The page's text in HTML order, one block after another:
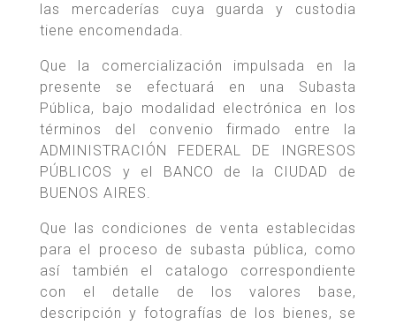
las mercaderías cuya guarda y custodia
tiene encomendada.
Que la comercialización impulsada en la
presente se efectuará en una Subasta
Pública, bajo modalidad electrónica en los
términos del convenio firmado entre la
ADMINISTRACIÓN FEDERAL DE INGRESOS
PÚBLICOS y el BANCO de la CIUDAD de
BUENOS AIRES.
Que las condiciones de venta establecidas
para el proceso de subasta pública, como
así también el catalogo correspondiente
con el detalle de los valores base,
descripción y fotografías de los bienes, se